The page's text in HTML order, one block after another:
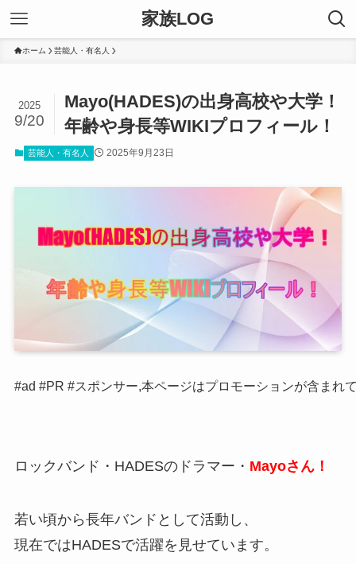
家族LOG
ホーム 芸能人・有名人
Mayo(HADES)の出身高校や大学！
年齢や身長等WIKIプロフィール！
2025
9/20
芸能人・有名人 2025年9月23日
#ad #PR #スポンサー,本ページはプロモーションが含まれ
ロックバンド・HADESのドラマー・ Mayoさん！
若い頃から長年バンドとして活動し、
現在ではHADESで活躍を見せています。